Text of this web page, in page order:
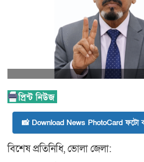
📸 Download News PhotoCard ফটো
বিশেষ প্রতিনিধি, ভোলা জেলা: